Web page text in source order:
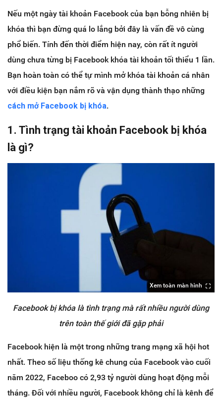
Nếu một ngày tài khoản Facebook của bạn bỗng nhiên bị
khóa thì bạn đừng quá lo lắng bởi đây là vấn đề vô cùng
phổ biến. Tính đến thời điểm hiện nay, còn rất ít người
dùng chưa từng bị Facebook khóa tài khoản tối thiểu 1 lần.
Bạn hoàn toàn có thể tự mình mở khóa tài khoản cá nhân
với điều kiện bạn nắm rõ và vận dụng thành thạo những
cách mở Facebook bị khóa.
1. Tình trạng tài khoản Facebook bị khóa
là gì?
Xem toàn màn hình
Facebook bị khóa là tình trạng mà rất nhiều người dùng
trên toàn thế giới đã gặp phải
Facebook hiện là một trong những trang mạng xã hội hot
nhất. Theo số liệu thống kê chung của Facebook vào cuối
năm 2022, Faceboo có 2,93 tỷ người dùng hoạt động mỗi
tháng. Đối với nhiều người, Facebook không chỉ là kênh để